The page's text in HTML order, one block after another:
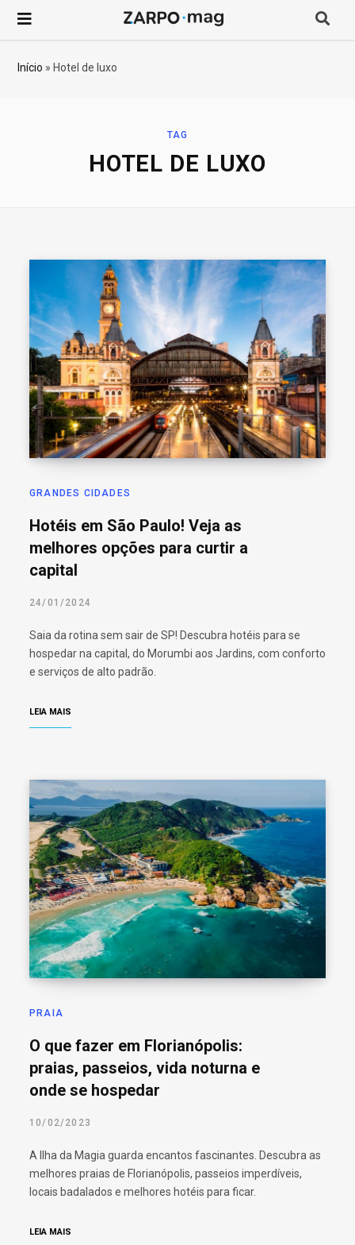
Início » Hotel de luxo
TAG
HOTEL DE LUXO
GRANDES CIDADES
Hotéis em São Paulo! Veja as
melhores opções para curtir a
capital
24/01/2024
Saia da rotina sem sair de SP! Descubra hotéis para se
hospedar na capital, do Morumbi aos Jardins, com conforto
e serviços de alto padrão.
LEIA MAIS
PRAIA
O que fazer em Florianópolis:
praias, passeios, vida noturna e
onde se hospedar
10/02/2023
A Ilha da Magia guarda encantos fascinantes. Descubra as
melhores praias de Florianópolis, passeios imperdíveis,
locais badalados e melhores hotéis para ficar.
LEIA MAIS